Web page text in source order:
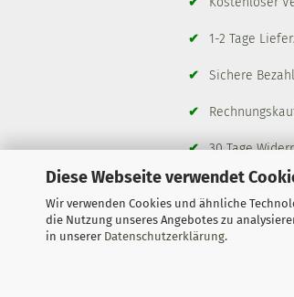
Diese Webseite verwendet
Wir verwenden Cookies und ähnliche
die Nutzung unseres Angebotes zu
in unserer Datenschutzerklärung.
✔ 1-2 Tage
✔ Sichere
✔
✔30 Tage
✔Kostenloser